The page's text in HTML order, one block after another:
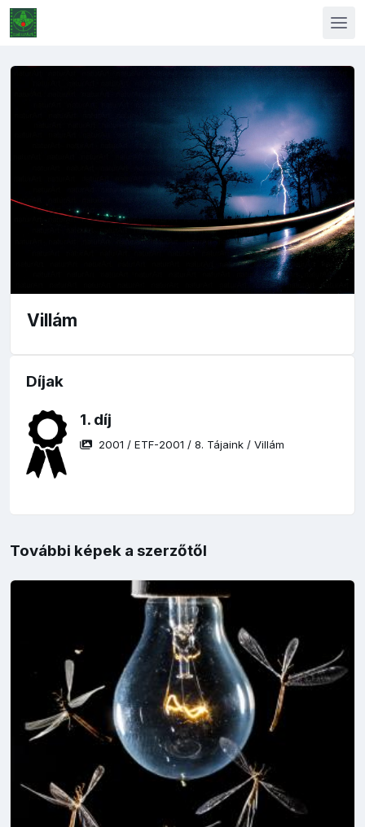
Villám
Díjak
1. díj
2001 /ETF-2001 /8. Tájaink /Villám
További képek a szerzőtől